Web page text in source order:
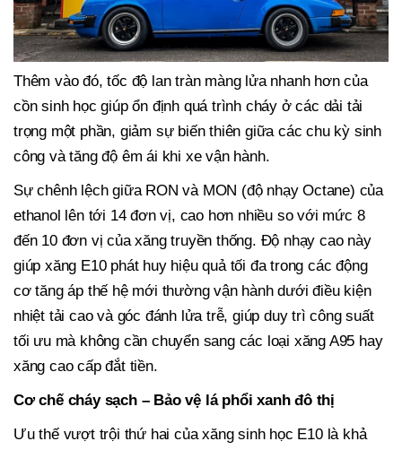
Thêm vào đó, tốc độ lan tràn màng lửa nhanh hơn của
cồn sinh học giúp ổn định quá trình cháy ở các dải tải
trọng một phần, giảm sự biến thiên giữa các chu kỳ sinh
công và tăng độ êm ái khi xe vận hành.
Sự chênh lệch giữa RON và MON (độ nhạy Octane) của
ethanol lên tới 14 đơn vị, cao hơn nhiều so với mức 8
đến 10 đơn vị của xăng truyền thống. Độ nhạy cao này
giúp xăng E10 phát huy hiệu quả tối đa trong các động
cơ tăng áp thế hệ mới thường vận hành dưới điều kiện
nhiệt tải cao và góc đánh lửa trễ, giúp duy trì công suất
tối ưu mà không cần chuyển sang các loại xăng A95 hay
xăng cao cấp đắt tiền.
Cơ chế cháy sạch – Bảo vệ lá phổi xanh đô thị
Ưu thế vượt trội thứ hai của xăng sinh học E10 là khả